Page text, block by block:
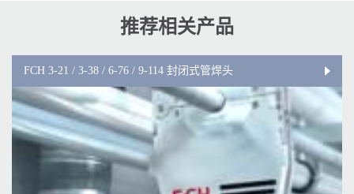
推荐相关产品
FCH 3-21 / 3-38 / 6-76 / 9-114 封闭式管焊头